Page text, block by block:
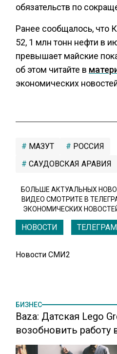
обязательств по
Ранее сообщалось, что
52, 1 млн тонн нефти в
превышает майские
об этом читайте в
экономических
МАЗУТ
РОССИЯ
САУДОВСКАЯ АРАВИЯ
БОЛЬШЕ АКТУАЛЬНЫХ
ВИДЕО СМОТРИТЕ В
ЭКОНОМИЧЕСКИХ
НОВОСТИ ТЕЛЕГРАМ
Новости СМИ2
БИЗНЕС
Baza: Датская Lego
возобновить работу